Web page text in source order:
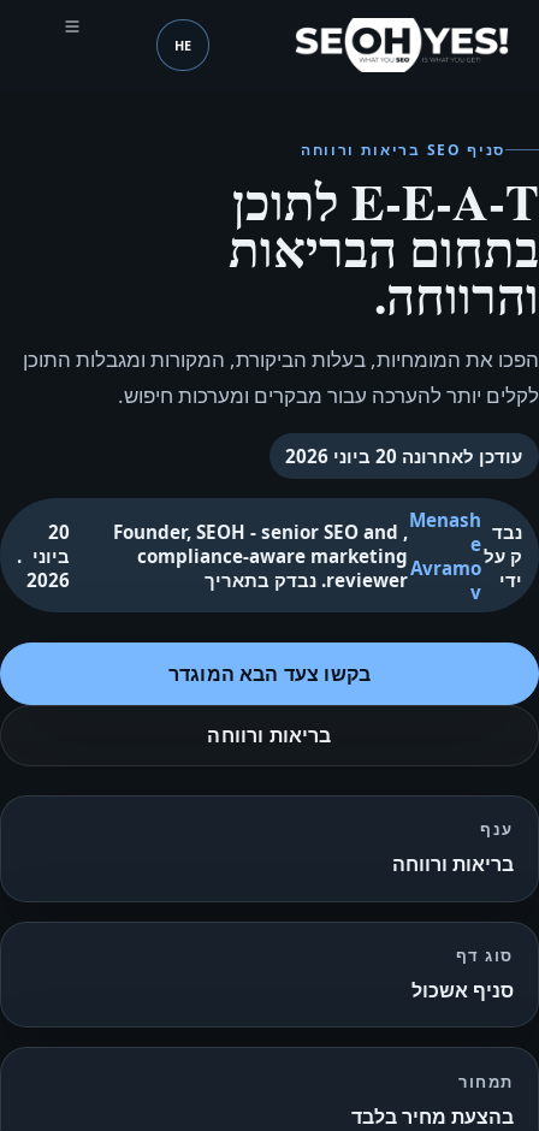
SEOH שפה (mobile header)
HE
סניף SEO בריאות ורווחה
E‑E‑A‑T לתוכן
בתחום הבריאות
והרווחה.
הפכו את המומחיות, בעלות הביקורת, המקורות ומגבלות התוכן
לקלים יותר להערכה עבור מבקרים ומערכות חיפוש.
עודכן לאחרונה 20 ביוני 2026
נבד
ק על
ידי
Menash
e
Avramo
v
,
Founder, SEOH - senior SEO and
compliance-aware marketing
reviewer
. נבדק בתאריך
20
ביוני
2026
.
בקשו צעד הבא המוגדר
בריאות ורווחה
ענף
בריאות ורווחה
סוג דף
סניף אשכול
תמחור
בהצעת מחיר בלבד